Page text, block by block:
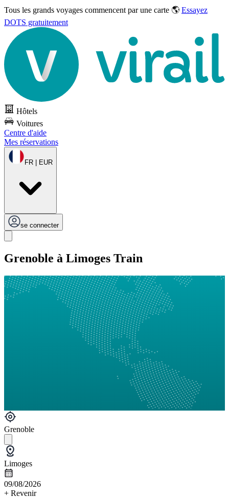
Tous les grands voyages commencent par une carte 🌎 Essayez
DOTS gratuitement
Hôtels
Voitures
Centre d'aide
Mes réservations
FR | EUR
se connecter
Grenoble à Limoges Train
Grenoble
Limoges
09/08/2026
+ Revenir